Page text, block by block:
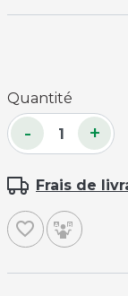
Quantité
- +
Frais de
favorite_border